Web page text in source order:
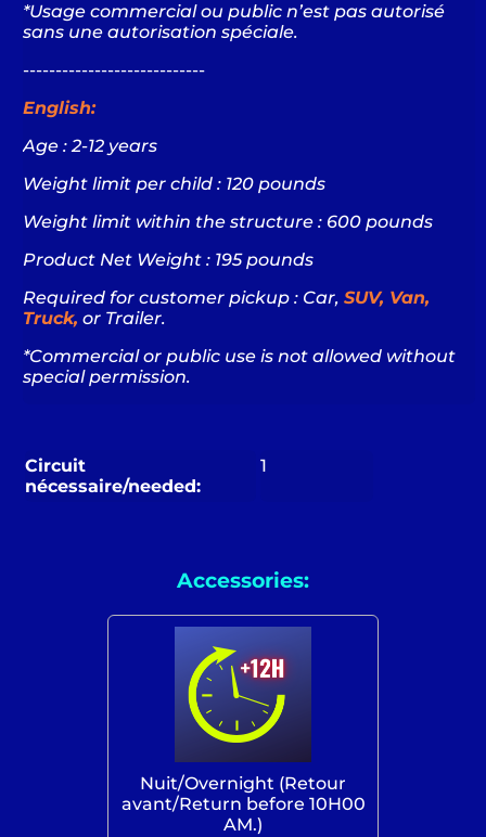
*Usage commercial ou public n’est pas autorisé
sans une autorisation spéciale.
----------------------------
English:
Age : 2-12 years
Weight limit per child : 120 pounds
Weight limit within the structure : 600 pounds
Product Net Weight : 195 pounds
Required for customer pickup : Car,SUV, Van,
Truck, or Trailer.
*Commercial or public use is not allowed without
special permission.
Circuit
nécessaire/needed:
1
Accessories:
Nuit/Overnight (Retour
avant/Return before 10H00
AM.)